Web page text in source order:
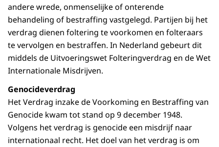
andere wrede, onmenselijke of onterende
behandeling of bestraffing vastgelegd. Partijen bij het
verdrag dienen foltering te voorkomen en folteraars
te vervolgen en bestraffen. In Nederland gebeurt dit
middels de Uitvoeringswet Folteringverdrag en de Wet
Internationale Misdrijven.
Genocideverdrag
Het Verdrag inzake de Voorkoming en Bestraffing van
Genocide kwam tot stand op 9 december 1948.
Volgens het verdrag is genocide een misdrijf naar
internationaal recht. Het doel van het verdrag is om